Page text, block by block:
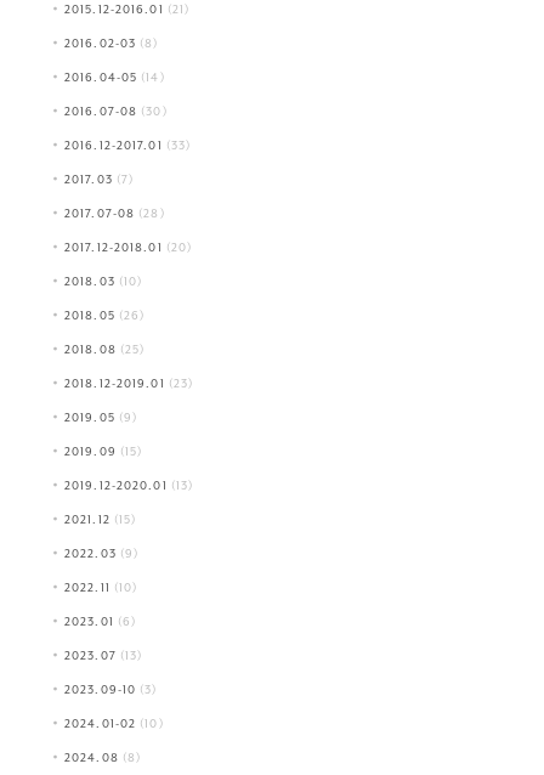
2015.12-2016.01 (21)
2016.02-03 (8)
2016.04-05 (14)
2016.07-08 (30)
2016.12-2017.01 (33)
2017.03 (7)
2017.07-08 (28)
2017.12-2018.01 (20)
2018.03 (10)
2018.05 (26)
2018.08 (25)
2018.12-2019.01 (23)
2019.05 (9)
2019.09 (15)
2019.12-2020.01 (13)
2021.12 (15)
2022.03 (9)
2022.11 (10)
2023.01 (6)
2023.07 (13)
2023.09-10 (3)
2024.01-02 (10)
2024.08 (8)